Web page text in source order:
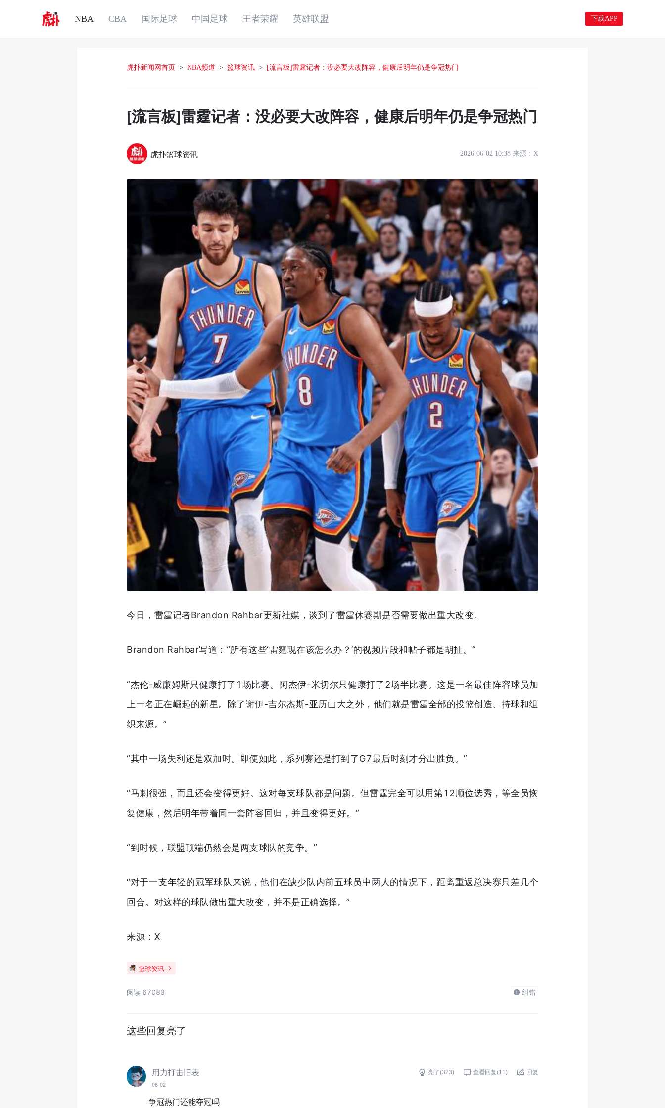
NBA CBA 国际足球 中国足球 王者荣耀 英雄联盟 下载APP
虎扑新闻网首页 > NBA频道 > 篮球资讯 > [流言板]雷霆记者：没必要大改阵容，健康后明年仍是争冠热门
[流言板]雷霆记者：没必要大改阵容，健康后明年仍是争冠热门
虎扑篮球资讯 2026-06-02 10:38 来源： X
今日，雷霆记者Brandon Rahbar更新社媒，谈到了雷霆休赛期是否需要做出重大改变。
Brandon Rahbar写道：“所有这些‘雷霆现在该怎么办？’的视频片段和帖子都是胡扯。”
“杰伦-威廉姆斯只健康打了1场比赛。阿杰伊-米切尔只健康打了2场半比赛。这是一名最佳阵容球员加
上一名正在崛起的新星。除了谢伊-吉尔杰斯-亚历山大之外，他们就是雷霆全部的投篮创造、持球和组
织来源。”
“其中一场失利还是双加时。即便如此，系列赛还是打到了G7最后时刻才分出胜负。”
“马刺很强，而且还会变得更好。这对每支球队都是问题。但雷霆完全可以用第12顺位选秀，等全员恢
复健康，然后明年带着同一套阵容回归，并且变得更好。”
“到时候，联盟顶端仍然会是两支球队的竞争。”
“对于一支年轻的冠军球队来说，他们在缺少队内前五球员中两人的情况下，距离重返总决赛只差几个
回合。对这样的球队做出重大改变，并不是正确选择。”
来源：X
篮球资讯
阅读 67083 纠错
这些回复亮了
用力打击旧表
06-02
亮了(323) 查看回复(11) 回复
争冠热门还能夺冠吗